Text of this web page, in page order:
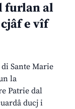
furlan al
e vîf
Sante Marie
la
Patrie dal
ducj i